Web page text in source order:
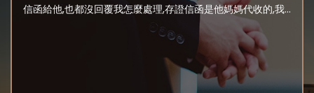
信函給他,也都沒回覆我怎麼處理,存證信函是他媽媽代收的,我...